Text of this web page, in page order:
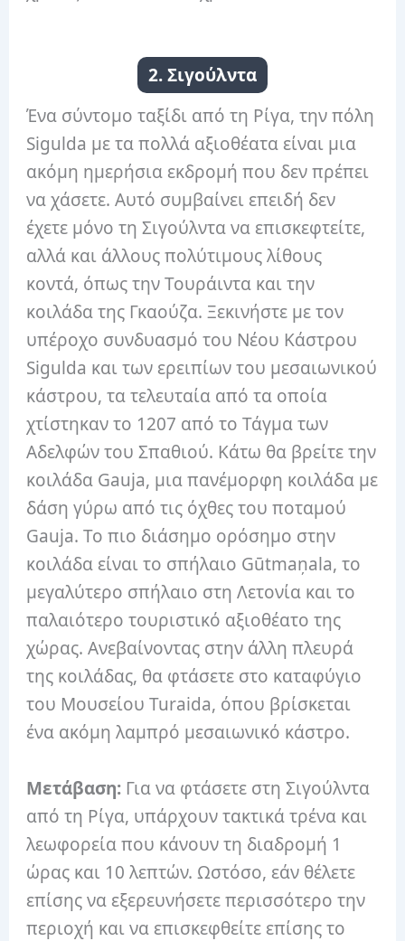
2. Σιγούλντα
Ένα σύντομο ταξίδι από τη Ρίγα, την πόλη
Sigulda με τα πολλά αξιοθέατα είναι μια
ακόμη ημερήσια εκδρομή που δεν πρέπει
να χάσετε.Αυτό συμβαίνει επειδή δεν
έχετε μόνο τη Σιγούλντα να επισκεφτείτε,
αλλά και άλλους πολύτιμους λίθους
κοντά, όπως την Τουράιντα και την
κοιλάδα της Γκαούζα.Ξεκινήστε με τον
υπέροχο συνδυασμό του Νέου Κάστρου
Sigulda και των ερειπίων του μεσαιωνικού
κάστρου, τα τελευταία από τα οποία
χτίστηκαν το 1207 από το Τάγμα των
Αδελφών του Σπαθιού. Κάτω θα βρείτε την
κοιλάδα Gauja, μια πανέμορφη κοιλάδα με
δάση γύρω από τις όχθες του ποταμού
Gauja.Το πιο διάσημο ορόσημο στην
κοιλάδα είναι το σπήλαιο Gūtmaņala, το
μεγαλύτερο σπήλαιο στη Λετονία και το
παλαιότερο τουριστικό αξιοθέατο της
χώρας.Ανεβαίνοντας στην άλλη πλευρά
της κοιλάδας, θα φτάσετε στο καταφύγιο
του Μουσείου Turaida, όπου βρίσκεται
ένα ακόμη λαμπρό μεσαιωνικό κάστρο.
Μετάβαση: Για να φτάσετε στη Σιγούλντα
από τη Ρίγα, υπάρχουν τακτικά τρένα και
λεωφορεία που κάνουν τη διαδρομή 1
ώρας και 10 λεπτών.Ωστόσο, εάν θέλετε
επίσης να εξερευνήσετε περισσότερο την
περιοχή και να επισκεφθείτε επίσης το